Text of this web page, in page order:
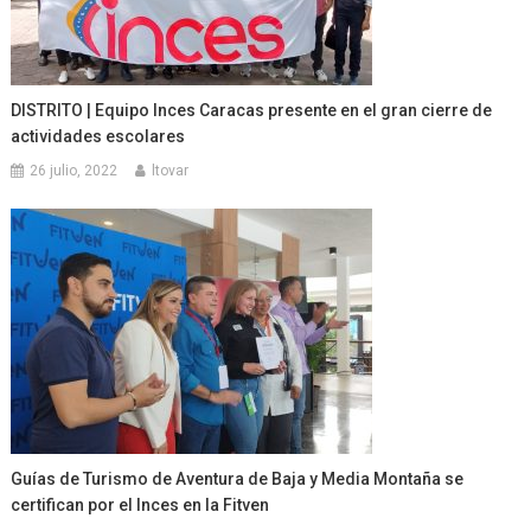
DISTRITO | Equipo Inces Caracas presente en el gran cierre de
actividades escolares
26 julio, 2022 ltovar
Guías de Turismo de Aventura de Baja y Media Montaña se
certifican por el Inces en la Fitven